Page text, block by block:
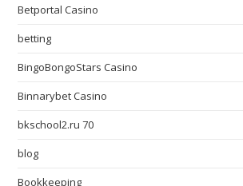
Betportal Casino
betting
BingoBongoStars Casino
Binnarybet Casino
bkschool2.ru 70
blog
Bookkeeping